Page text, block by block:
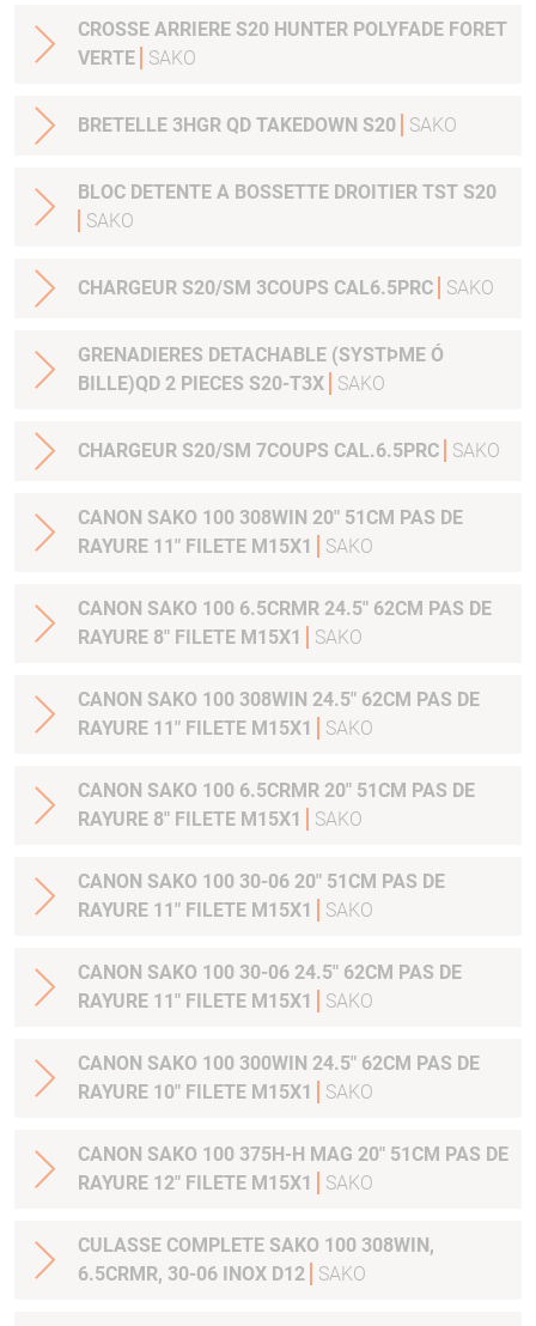
CROSSE ARRIERE S20 HUNTER POLYFADE FORET
VERTE
SAKO
BRETELLE 3HGR QD TAKEDOWN S20 SAKO
BLOC DETENTE A BOSSETTE DROITIER TST S20
SAKO
CHARGEUR S20/SM 3COUPS CAL6.5PRC SAKO
GRENADIERES DETACHABLE (SYSTÞME Ó
BILLE)QD 2 PIECES S20-T3X
SAKO
CHARGEUR S20/SM 7COUPS CAL.6.5PRC SAKO
CANON SAKO 100 308WIN 20" 51CM PAS DE
RAYURE 11" FILETE M15X1
SAKO
CANON SAKO 100 6.5CRMR 24.5" 62CM PAS DE
RAYURE 8" FILETE M15X1
SAKO
CANON SAKO 100 308WIN 24.5" 62CM PAS DE
RAYURE 11" FILETE M15X1
SAKO
CANON SAKO 100 6.5CRMR 20" 51CM PAS DE
RAYURE 8" FILETE M15X1
SAKO
CANON SAKO 100 30-06 20" 51CM PAS DE
RAYURE 11" FILETE M15X1
SAKO
CANON SAKO 100 30-06 24.5" 62CM PAS DE
RAYURE 11" FILETE M15X1
SAKO
CANON SAKO 100 300WIN 24.5" 62CM PAS DE
RAYURE 10" FILETE M15X1
SAKO
CANON SAKO 100 375H-H MAG 20" 51CM PAS DE
RAYURE 12" FILETE M15X1
SAKO
CULASSE COMPLETE SAKO 100 308WIN,
6.5CRMR, 30-06 INOX D12
SAKO